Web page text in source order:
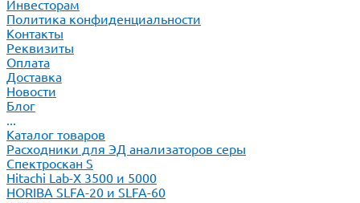
Инвесторам
Политика конфиденциальности
Контакты
Реквизиты
Оплата
Доставка
Новости
Блог
...
Каталог товаров
Расходники для ЭД анализаторов серы
Спектроскан S
Hitachi Lab-X 3500 и 5000
HORIBA SLFA-20 и SLFA-60